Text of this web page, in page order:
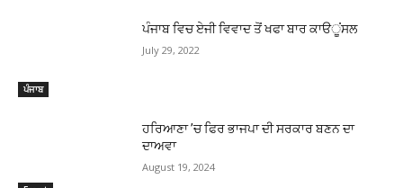
ਪੰਜਾਬ
ਪੰਜਾਬ ਵਿਚ ਏਜੀ ਵਿਵਾਦ ਤੋਂ ਖਫਾ ਬਾਰ ਕਾੳੂਂਸਲ
July 29, 2022
ਹਰਿਆਣਾ ’ਚ ਫਿਰ ਭਾਜਪਾ ਦੀ ਸਰਕਾਰ ਬਣਨ ਦਾ
ਦਾਅਵਾ
August 19, 2024